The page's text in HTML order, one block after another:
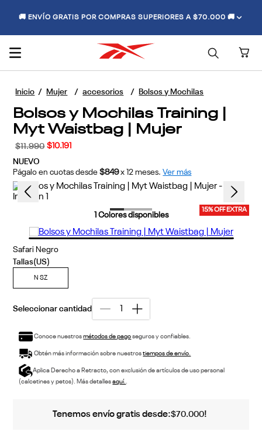
🚚 ENVÍO GRATIS POR COMPRAS SUPERIORES A $70.000 🚚
Mujer accesorios Bolsos y Mochilas
Bolsos y Mochilas Training |
Myt Waistbag | Mujer
$11.990 $ 10.191
NUEVO
Págalo en cuotas desde $849 x 12 meses. Ver más
15% OFF EXTRA
Colores disponibles
Safari Negro
N SZ
Conoce nuestrosmétodos de pagoseguros y confiables.
Obtén más información sobre nuestrostiempos de envío.
Aplica Derecho a Retracto, con exclusión de artículos de uso personal
(calcetines y petos). Más detallesaquí..
Tenemos envío gratis desde:$70.000!